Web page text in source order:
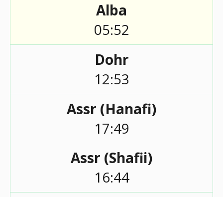
Alba
05:52
Dohr
12:53
Assr (Hanafi)
17:49
Assr (Shafii)
16:44